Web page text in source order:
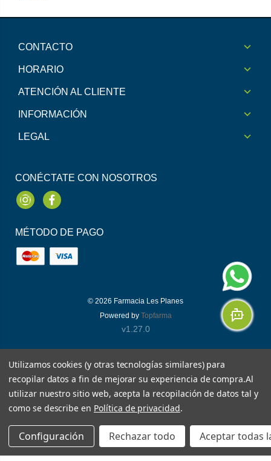
CONTACTO
HORARIO
ATENCIÓN AL CLIENTE
INFORMACIÓN
LEGAL
CONÉCTATE CON NOSOTROS
InstagramFacebook
MÉTODO DE PAGO
© 2026 Farmacia Les Planes
Powered by Topfarma
v1.27.0
Utilizamos cookies (y otras tecnologías similares) para
recopilar datos a fin de mejorar su experiencia de compra.Al
utilizar nuestro sitio web, acepta la recopilación de datos tal y
como se describe en Política de privacidad.
Configuración Rechazar todo Aceptar todas